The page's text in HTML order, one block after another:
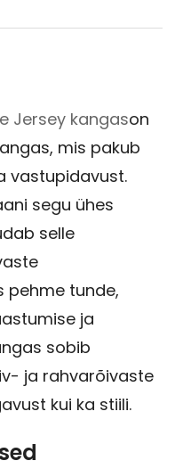
Jersey kangason
mis pakub
vastupidavust.
segu ühes
selle
pehme tunde,
ja
sobib
ja rahvarõivaste
kui ka stiili.